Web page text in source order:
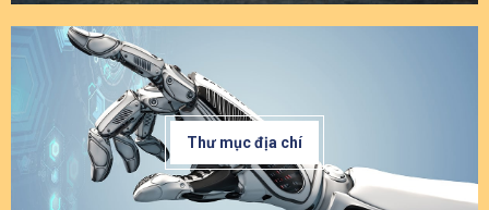
Thư mục địa chí